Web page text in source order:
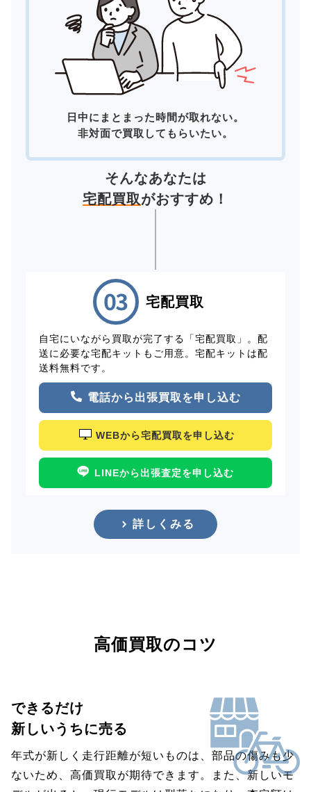
日中にまとまった時間が取れない。
非対面で買取してもらいたい。
そんなあなたは
宅配買取がおすすめ！
宅配買取
自宅にいながら買取が完了する「宅配買取」。配
送に必要な宅配キットもご用意。宅配キットは配
送料無料です。
電話から出張買取を申し込む
WEBから宅配買取を申し込む
LINEから出張査定を申し込む
詳しくみる
高価買取のコツ
できるだけ
新しいうちに売る
年式が新しく走行距離が短いものは、部品の傷みも少
ないため、高価買取が期待できます。また、新しいモ